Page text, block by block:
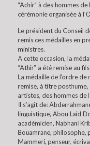
“Achir” à des hommes
cérémonie organisée à
Le président du Conseil
remis ces médailles en
ministres.
A cette occasion, la
“Athir” a été remise au
La médaille de l’ordre de
remise, à titre
artistes, des hommes de
Il s’agit de:
linguistique, Abou Laid
académicien, Nabhani
Bouamrane, philosophe,
Mammeri, penseur,